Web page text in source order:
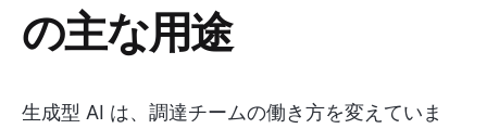
の主な用途
生成型 AI は、調達チームの働き方を変えていま